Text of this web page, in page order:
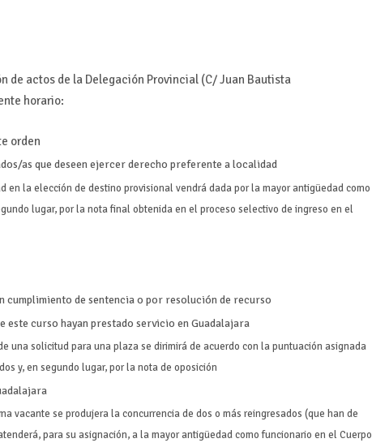
de actos de la Delegación Provincial (C/ Juan Bautista
horario:
orden
as que deseen ejercer derecho preferente a localidad
en la elección de destino provisional vendrá dada por la mayor antigüedad como
lugar, por la nota final obtenida en el proceso selectivo de ingreso en el
cumplimiento de sentencia o por resolución de recurso
este curso hayan prestado servicio en Guadalajara
una solicitud para una plaza se dirimirá de acuerdo con la puntuación asignada
y, en segundo lugar, por la nota de oposición
vacante se produjera la concurrencia de dos o más reingresados (que han de
para su asignación, a la mayor antigüedad como funcionario en el Cuerpo